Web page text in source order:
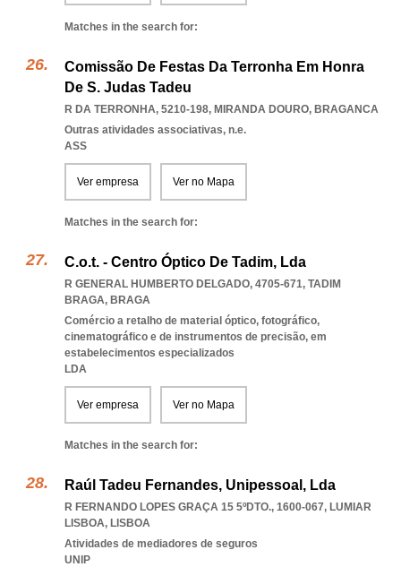
Matches in the search for:
Comissão De Festas Da Terronha Em Honra
De S. Judas Tadeu
R DA TERRONHA, 5210-198, MIRANDA DOURO, BRAGANCA
Outras atividades associativas, n.e.
ASS
Ver empresa Ver no Mapa
Matches in the search for:
C.o.t. - Centro Óptico De Tadim, Lda
R GENERAL HUMBERTO DELGADO, 4705-671, TADIM
BRAGA, BRAGA
Comércio a retalho de material óptico, fotográfico,
cinematográfico e de instrumentos de precisão, em
estabelecimentos especializados
LDA
Ver empresa Ver no Mapa
Matches in the search for:
Raúl Tadeu Fernandes, Unipessoal, Lda
R FERNANDO LOPES GRAÇA 15 5ºDTO., 1600-067, LUMIAR
LISBOA, LISBOA
Atividades de mediadores de seguros
UNIP